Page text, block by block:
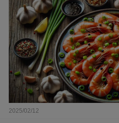
2025/02/12